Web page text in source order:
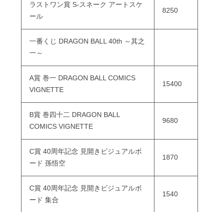
ラストワン賞 S-スネーク アートスケ
ール
8250
一番くじ DRAGON BALL 40th ～其之
一～
A賞 巻一 DRAGON BALL COMICS
VIGNETTE
15400
B賞 巻四十二 DRAGON BALL
COMICS VIGNETTE
9680
C賞 40周年記念 見開きビジュアルボ
ード 孫悟空
1870
C賞 40周年記念 見開きビジュアルボ
ード 集合
1540